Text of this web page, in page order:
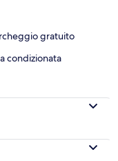
gratuito
condizionata